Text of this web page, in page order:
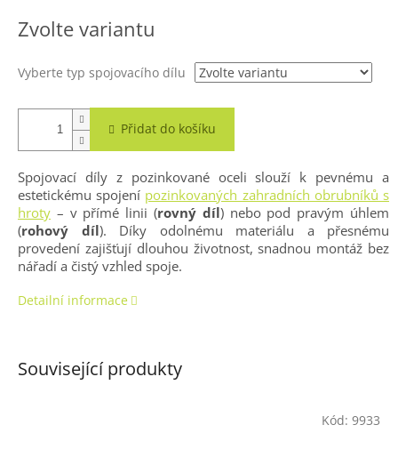
cena:
Zvolte variantu
Vyberte typ spojovacího dílu
Přidat do košíku
Spojovací díly z pozinkované oceli slouží k pevnému a
estetickému spojení pozinkovaných zahradních obrubníků s
hroty – v přímé linii (rovný díl) nebo pod pravým úhlem
(rohový díl). Díky odolnému materiálu a přesnému
provedení zajišťují dlouhou životnost, snadnou montáž bez
nářadí a čistý vzhled spoje.
Detailní informace
Související produkty
Kód: 9933